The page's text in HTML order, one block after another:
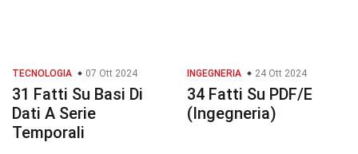
TECNOLOGIA 07 Ott 2024
31 Fatti Su Basi Di
Dati A Serie
Temporali
INGEGNERIA 24 Ott 2024
34 Fatti Su PDF/E
(Ingegneria)